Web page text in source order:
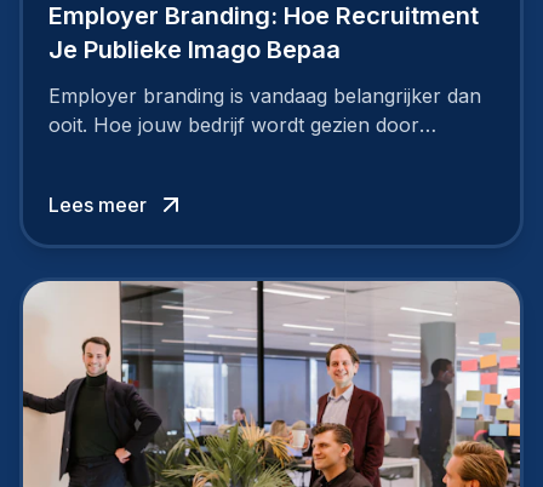
Employer Branding: Hoe Recruitment
Je Publieke Imago Bepaa
Employer branding is vandaag belangrijker dan
ooit. Hoe jouw bedrijf wordt gezien door
Lees meer